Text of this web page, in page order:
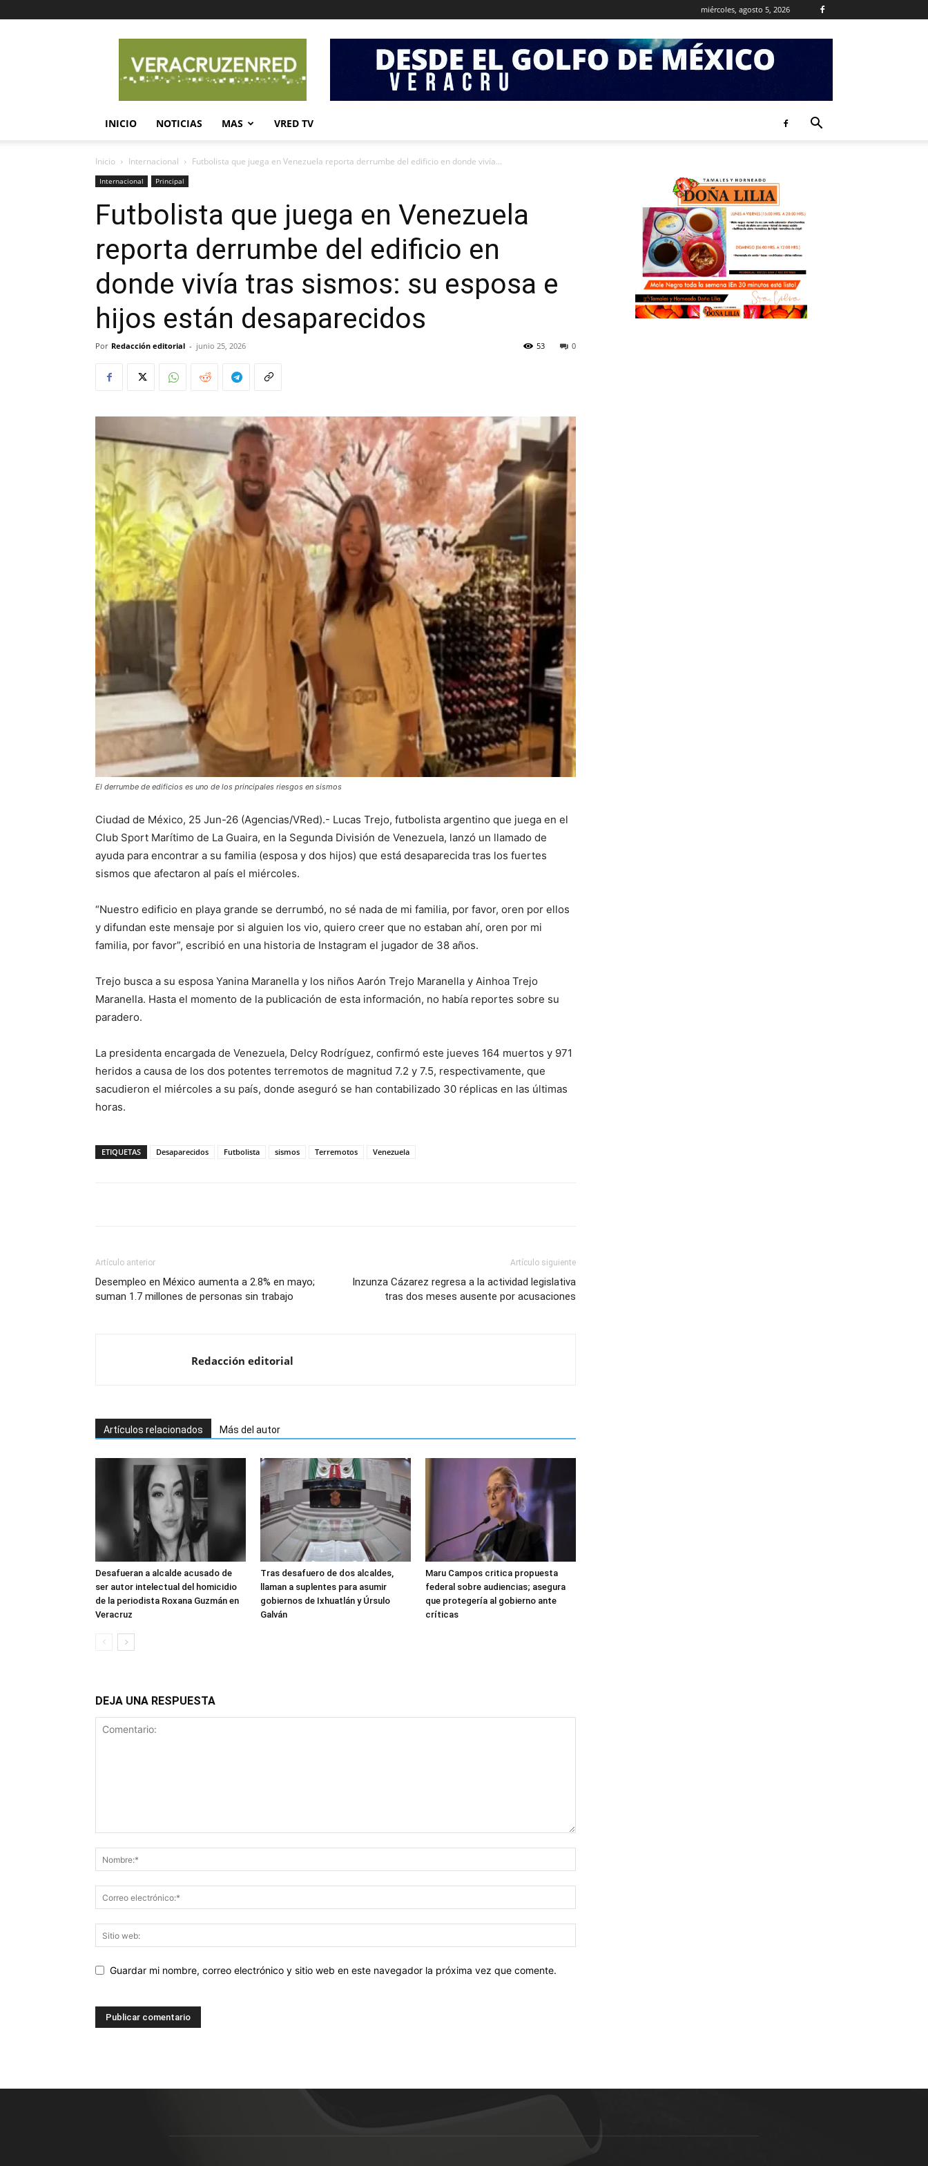
miércoles, agosto 5, 2026
en
Red
INICIO NOTICIAS MAS VRED TV
Inicio Internacional Futbolista que juega en Venezuela reporta derrumbe del edificio en donde vivía...
Internacional Principal
Futbolista que juega en Venezuela
reporta derrumbe del edificio en
donde vivía tras sismos: su esposa e
hijos están desaparecidos
Por Redacción editorial - junio 25, 2026 0
53
El derrumbe de edificios es uno de los principales riesgos en sismos
Ciudad de México, 25 Jun-26 (Agencias/VRed).- Lucas Trejo, futbolista argentino que juega en el
Club Sport Marítimo de La Guaira, en la Segunda División de Venezuela, lanzó un llamado de
ayuda para encontrar a su familia (esposa y dos hijos) que está desaparecida tras los fuertes
sismos que afectaron al país el miércoles.
“Nuestro edificio en playa grande se derrumbó, no sé nada de mi familia, por favor, oren por ellos
y difundan este mensaje por si alguien los vio, quiero creer que no estaban ahí, oren por mi
familia, por favor”, escribió en una historia de Instagram el jugador de 38 años.
Trejo busca a su esposa Yanina Maranella y los niños Aarón Trejo Maranella y Ainhoa Trejo
Maranella. Hasta el momento de la publicación de esta información, no había reportes sobre su
paradero.
La presidenta encargada de Venezuela, Delcy Rodríguez, confirmó este jueves 164 muertos y 971
heridos a causa de los dos potentes terremotos de magnitud 7.2 y 7.5, respectivamente, que
sacudieron el miércoles a su país, donde aseguró se han contabilizado 30 réplicas en las últimas
horas.
ETIQUETAS Desaparecidos Futbolista sismos Terremotos Venezuela
Artículo anterior
Desempleo en México aumenta a 2.8% en mayo;
suman 1.7 millones de personas sin trabajo
Artículo siguiente
Inzunza Cázarez regresa a la actividad legislativa
tras dos meses ausente por acusaciones
Redacción editorial
Artículos relacionados Más del autor
Desafueran a alcalde acusado de
ser autor intelectual del homicidio
de la periodista Roxana Guzmán en
Veracruz
Tras desafuero de dos alcaldes,
llaman a suplentes para asumir
gobiernos de Ixhuatlán y Úrsulo
Galván
Maru Campos critica propuesta
federal sobre audiencias; asegura
que protegería al gobierno ante
críticas
DEJA UNA RESPUESTA
Guardar mi nombre, correo electrónico y sitio web en este navegador la próxima vez que comente.